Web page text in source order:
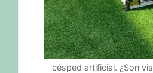
césped artificial. ¿Son